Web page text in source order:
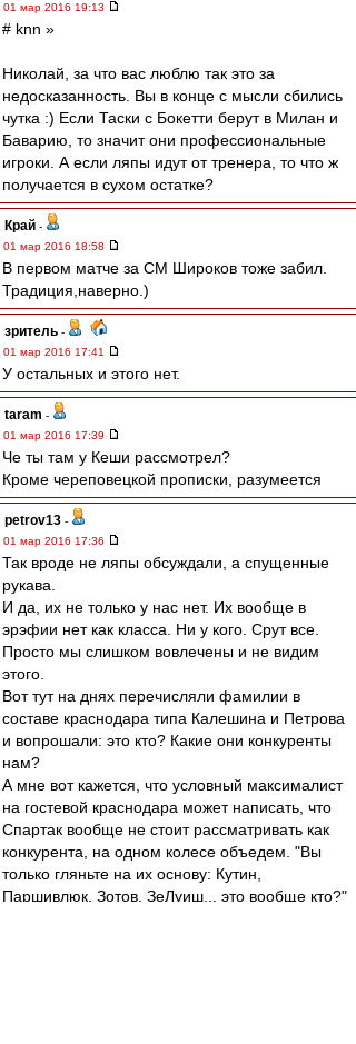
01 мар 2016 19:13
# knn »
Николай, за что вас люблю так это за
недосказанность. Вы в конце с мысли сбились
чутка :) Если Таски с Бокетти берут в Милан и
Баварию, то значит они профессиональные
игроки. А если ляпы идут от тренера, то что ж
получается в сухом остатке?
Край -
01 мар 2016 18:58
В первом матче за СМ Широков тоже забил.
Традиция,наверно.)
зpитель -
01 мар 2016 17:41
У остальных и этого нет.
taram -
01 мар 2016 17:39
Че ты там у Кеши рассмотрел?
Кроме череповецкой прописки, разумеется
petrov13 -
01 мар 2016 17:36
Так вроде не ляпы обсуждали, а спущенные
рукава.
И да, их не только у нас нет. Их вообще в
эрэфии нет как класса. Ни у кого. Срут все.
Просто мы слишком вовлечены и не видим
этого.
Вот тут на днях перечисляли фамилии в
составе краснодара типа Калешина и Петрова
и вопрошали: это кто? Какие они конкуренты
нам?
А мне вот кажется, что условный максималист
на гостевой краснодара может написать, что
Спартак вообще не стоит рассматривать как
конкурента, на одном колесе объедем. "Вы
только гляньте на их основу: Кутин,
Паршивлюк, Зотов, ЗеЛуиш... это вообще кто?"